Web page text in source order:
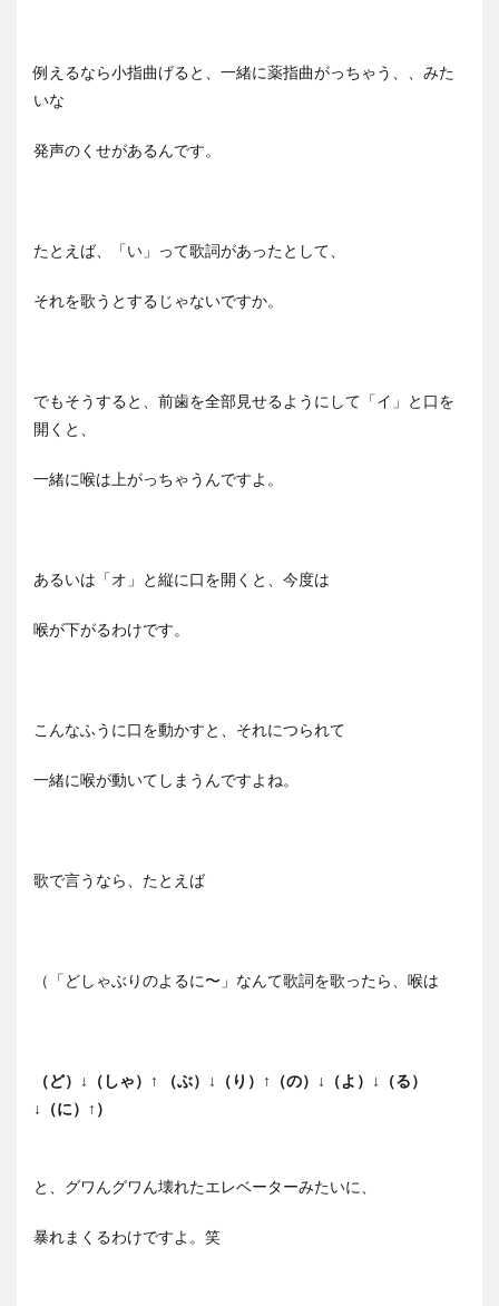
例えるなら小指曲げると、一緒に薬指曲がっちゃう、、みた
いな
発声のくせがあるんです。
たとえば、「い」って歌詞があったとして、
それを歌うとするじゃないですか。
でもそうすると、前歯を全部見せるようにして「イ」と口を
開くと、
一緒に喉は上がっちゃうんですよ。
あるいは「オ」と縦に口を開くと、今度は
喉が下がるわけです。
こんなふうに口を動かすと、それにつられて
一緒に喉が動いてしまうんですよね。
歌で言うなら、たとえば
（「どしゃぶりのよるに〜」なんて歌詞を歌ったら、喉は
（ど）↓（しゃ）↑ （ぶ）↓（り）↑（の）↓（よ）↓（る）
↓（に）↑）
と、グワんグワん壊れたエレベーターみたいに、
暴れまくるわけですよ。笑